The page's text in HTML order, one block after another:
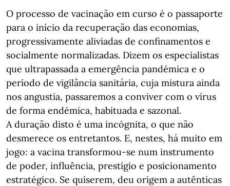
O processo de vacinação em curso é o passaporte
para o início da recuperação das economias,
progressivamente aliviadas de confinamentos e
socialmente normalizadas. Dizem os especialistas
que ultrapassada a emergência pandémica e o
período de vigilância sanitária, cuja mistura ainda
nos angustia, passaremos a conviver com o vírus
de forma endémica, habituada e sazonal.
A duração disto é uma incógnita, o que não
desmerece os entretantos. E, nestes, há muito em
jogo: a vacina transformou-se num instrumento
de poder, influência, prestígio e posicionamento
estratégico. Se quiserem, deu origem a autênticas